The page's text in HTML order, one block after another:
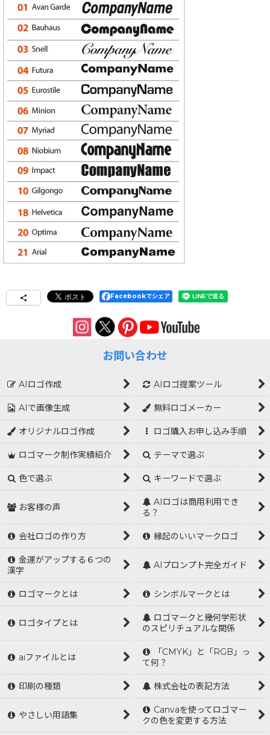
Facebookでシェア
お問い合わせ
AIロゴ作成 AIロゴ提案ツール
AIで画像生成 無料ロゴメーカー
オリジナルロゴ作成 ロゴ購入お申し込み手順
ロゴマーク制作実績紹介 テーマで選ぶ
色で選ぶ キーワードで選ぶ
お客様の声
AIロゴは商用利用でき
る？
会社ロゴの作り方 縁起のいいマークロゴ
金運がアップする６つの
漢字
AIプロンプト完全ガイド
ロゴマークとは シンボルマークとは
ロゴタイプとは
ロゴマークと幾何学形状
のスピリチュアルな関係
aiファイルとは
「CMYK」と「RGB」っ
て何？
印刷の種類 株式会社の表記方法
やさしい用語集
Canvaを使ってロゴマー
クの色を変更する方法